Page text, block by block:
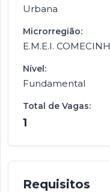
Urbana
Microrregião:
E.M.E.I.
Nível:
Fundamental
Total de Vagas:
1
Requisitos